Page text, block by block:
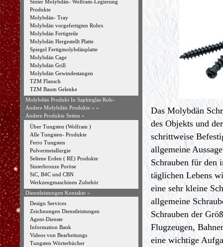
Sinter Molybdän- Wolfram-Legierung
Produkte
Molybdän- Tray
Molybdän vorgefertigten Rohrs
Molybdän Fertigteile
Molybdän Hergestellt Platte
Spiegel Fertigmolybdänplatte
Molybdän Cage
Molybdän Grill
Molybdän Gewindestangen
TZM Flansch
TZM Baum Gelenke
Molybdän Produkt In Saphirglas Roh»
Andere Molybdän Produkte » »
Andere Produkte Seiten »
Über Tungsten (Wolfram )
Alle Tungsten- Produkte
Ferro Tungsten
Pulvermetallurgie
Seltene Erden ( RE) Produkte
Sinterbronze Poröse
SiC, B4C und CBN
Werkzeugmaschinen Zubehör
Dienstleistungen Kontakte »
Design Services
Zeichnungen Dienstleistungen
Agent-Dienste
Information Bank
Videos von Bearbeitungs
Tungsten Wörterbücher
Das Molybdän
des Objekts und
schrittweise
allgemeine
Schrauben für den
täglichen Lebens
eine sehr kleine
allgemeine
Schrauben der
Flugzeugen,
eine wichtige